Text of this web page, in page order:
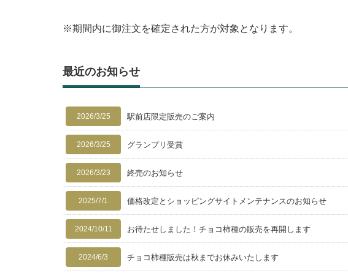
※期間内に御注文を確定された方が対象となります。
最近のお知らせ
2026/3/25 駅前店限定販売のご案内
2026/3/25 グランプリ受賞
2026/3/23 終売のお知らせ
2025/7/1 価格改定とショッピングサイトメンテナンスのお知らせ
2024/10/11 お待たせしました！チョコ柿種の販売を再開します
2024/6/3 チョコ柿種販売は秋までお休みいたします